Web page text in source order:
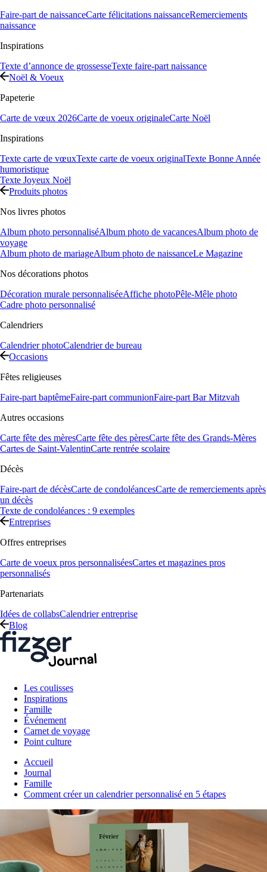
Faire-part de naissanceCarte félicitations naissanceRemerciements
naissance
Inspirations
Texte d’annonce de grossesseTexte faire-part naissance
Noël & Voeux
Papeterie
Carte de vœux 2026Carte de voeux originaleCarte Noël
Inspirations
Texte carte de vœuxTexte carte de voeux originalTexte Bonne Année
humoristique
Texte Joyeux Noël
Produits photos
Nos livres photos
Album photo personnaliséAlbum photo de vacancesAlbum photo de
voyage
Album photo de mariageAlbum photo de naissanceLe Magazine
Nos décorations photos
Décoration murale personnaliséeAffiche photoPêle-Mêle photo
Cadre photo personnalisé
Calendriers
Calendrier photoCalendrier de bureau
Occasions
Fêtes religieuses
Faire-part baptêmeFaire-part communionFaire-part Bar Mitzvah
Autres occasions
Carte fête des mèresCarte fête des pèresCarte fête des Grands-Mères
Cartes de Saint-ValentinCarte rentrée scolaire
Décès
Faire-part de décèsCarte de condoléancesCarte de remerciements après
un décès
Texte de condoléances : 9 exemples
Entreprises
Offres entreprises
Carte de voeux pros personnaliséesCartes et magazines pros
personnalisés
Partenariats
Idées de collabsCalendrier entreprise
Blog
Les coulisses
Inspirations
Famille
Événement
Carnet de voyage
Point culture
Accueil
Journal
Famille
Comment créer un calendrier personnalisé en 5 étapes